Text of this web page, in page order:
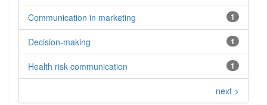
1
Communication in marketing
1
Decision-making
1
Health risk communication
next >